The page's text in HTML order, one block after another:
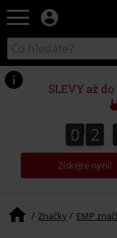
Katalog
vyhledávání
SLEVY až do
0
0 2
2
Získejte nyní!
Značky EMP